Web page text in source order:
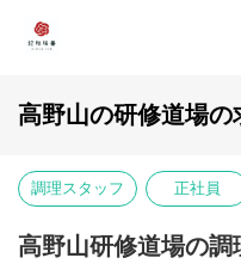
高野山の研修道場の
調理スタッフ 正社員
高野山研修道場の